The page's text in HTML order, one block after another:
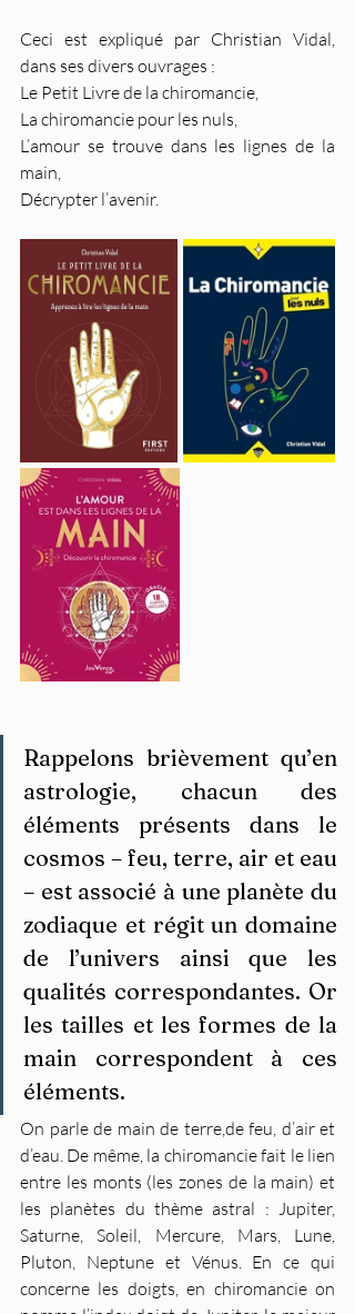
Ceci est expliqué par Christian Vidal,
dans ses divers ouvrages :
Le Petit Livre de la chiromancie,
La chiromancie pour les nuls,
L’amour se trouve dans les lignes de la
main,
Décrypter l’avenir.
Rappelons brièvement qu’en
astrologie, chacun des
éléments présents dans le
cosmos – feu, terre, air et eau
– est associé à une planète du
zodiaque et régit un domaine
de l’univers ainsi que les
qualités correspondantes. Or
les tailles et les formes de la
main correspondent à ces
éléments.
On parle de main de terre,de feu, d’air et
d’eau. De même, la chiromancie fait le lien
entre les monts (les zones de la main) et
les planètes du thème astral : Jupiter,
Saturne, Soleil, Mercure, Mars, Lune,
Pluton, Neptune et Vénus. En ce qui
concerne les doigts, en chiromancie on